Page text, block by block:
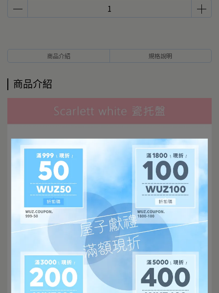
商品介紹 規格說明
商品介紹